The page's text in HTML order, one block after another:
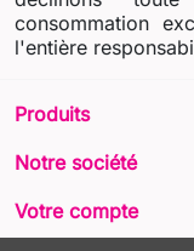
consommation
l'entière
Produits
Notre société
Votre compte